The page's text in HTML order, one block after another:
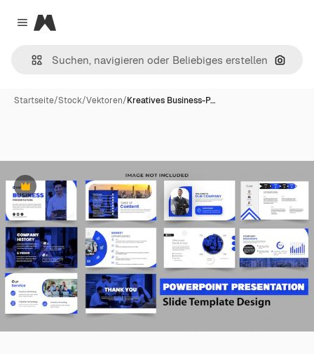
Close menu
Magnific
Nach
Startseite/Stock/Vektoren/Kreatives Business-P…
Premium